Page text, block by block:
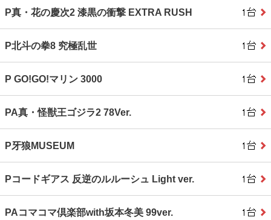
P真・花の慶次2 漆黒の衝撃 EXTRA RUSH
P北斗の拳8 究極乱世
P GO!GO!マリン 3000
PA真・怪獣王ゴジラ2 78Ver.
P牙狼MUSEUM
Pコードギアス 反逆のルルーシュ Light ver.
PAコマコマ倶楽部with坂本冬美 99ver.